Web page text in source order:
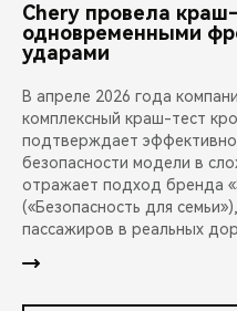
Chery провела
одновременными
ударами
В апреле 2026 года
комплексный краш-тест
подтверждает
безопасности модели в
отражает подход бренда
(«Безопасность для
пассажиров в реальных